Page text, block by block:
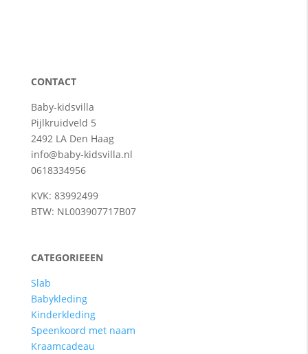
CONTACT
Baby-kidsvilla
Pijlkruidveld 5
2492 LA Den Haag
info@baby-kidsvilla.nl
0618334956
KVK: 83992499
BTW: NL003907717B07
CATEGORIEEEN
Slab
Babykleding
Kinderkleding
Speenkoord met naam
Kraamcadeau